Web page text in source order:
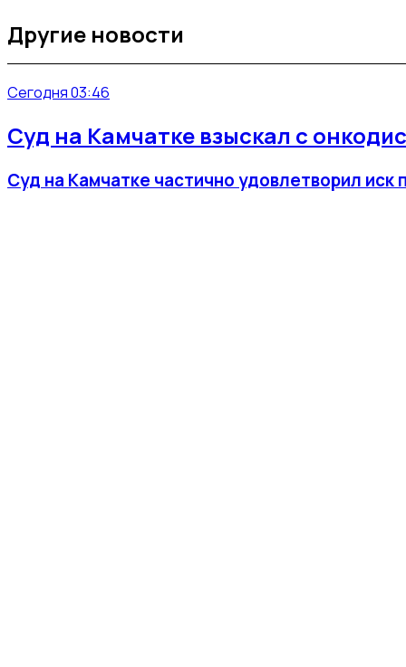
Другие новости
Сегодня 03:46
Суд на Камчатке взыскал с
Суд на Камчатке частично удовлетворил